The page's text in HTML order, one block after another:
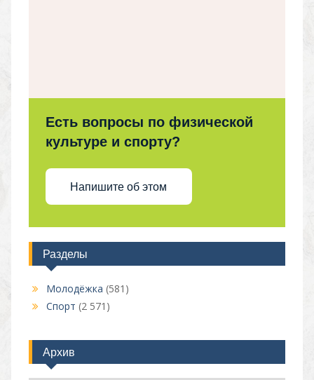
Есть вопросы по физической
культуре и спорту?
Напишите об этом
Разделы
Молодёжка (581)
Спорт (2 571)
Архив